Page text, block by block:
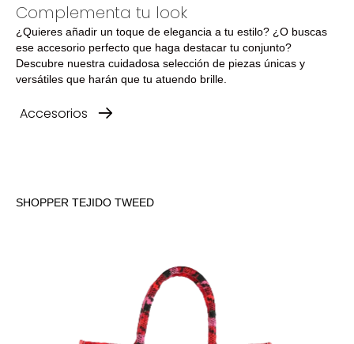
Complementa tu look
¿Quieres añadir un toque de elegancia a tu estilo? ¿O buscas
ese accesorio perfecto que haga destacar tu conjunto?
Descubre nuestra cuidadosa selección de piezas únicas y
versátiles que harán que tu atuendo brille.
Accesorios
SHOPPER TEJIDO TWEED